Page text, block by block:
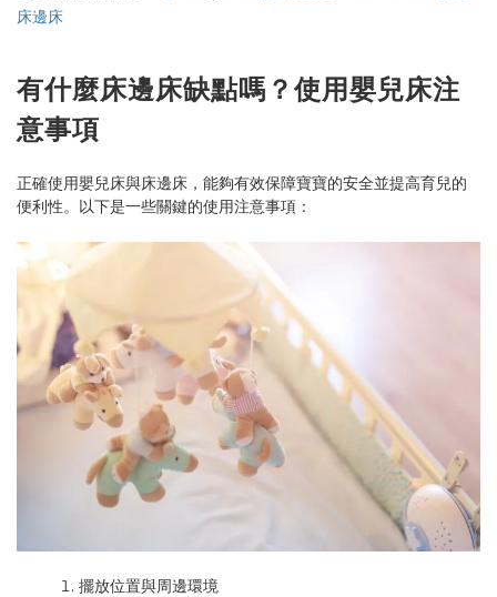
床邊床
有什麼床邊床缺點嗎？使用嬰兒床注
意事項
正確使用嬰兒床與床邊床，能夠有效保障寶寶的安全並提高育兒的
便利性。以下是一些關鍵的使用注意事項：
擺放位置與周邊環境